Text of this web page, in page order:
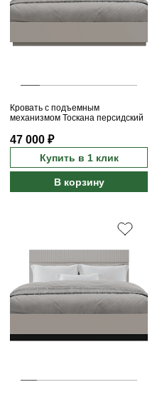
Кровать с подъемным
механизмом Тоскана персидский
47 000 ₽
Купить в 1 клик
В корзину